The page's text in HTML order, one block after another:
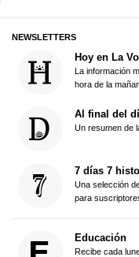
NEWSLETTERS
Hoy en La
La información
hora de la
Al final del
Un resumen de
7 días 7
Una selección
para
Educación
Recibe cada